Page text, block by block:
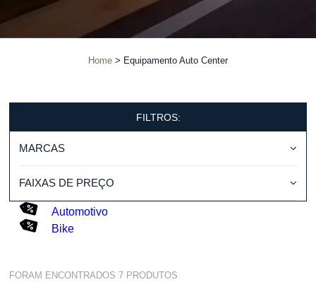
Home Equipamento Auto Center
FILTROS:
MARCAS
FAIXAS DE PREÇO
Automotivo
Bike
FORAM ENCONTRADOS7 PRODUTOS